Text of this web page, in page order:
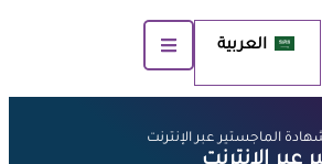
العربية
الماجستير عبر الإنترنت